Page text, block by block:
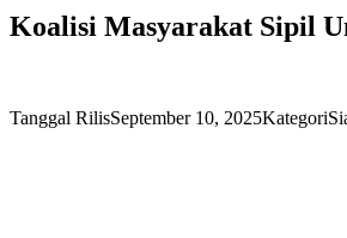
Koalisi Masyarakat Sipil
Tanggal RilisSeptember 10, 2025Kategori